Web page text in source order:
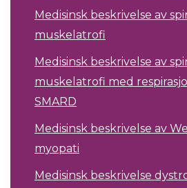
Medisinsk beskrivelse av
muskelatrofi
Medisinsk beskrivelse av
muskelatrofi med
SMARD
Medisinsk beskrivelse av
myopati
Medisinsk beskrivelse